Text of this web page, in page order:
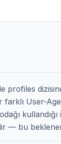
profiles
User-
kullandığı
— bu